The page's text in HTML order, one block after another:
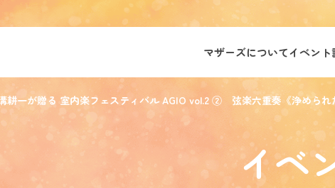
マザーズについてイベン
耕一が贈る 室内楽フェスティバル AGIO vol.2 ② 弦楽六重奏《浄められ
イベ